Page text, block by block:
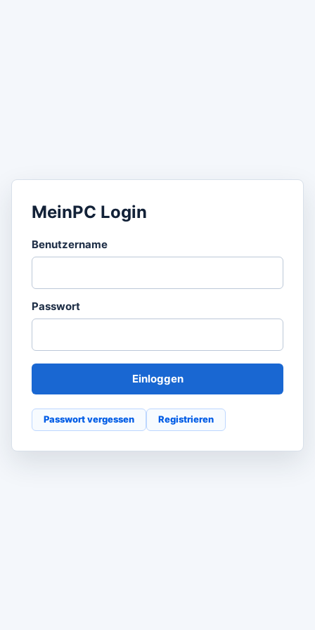
MeinPC Login
Benutzername
Passwort
Einloggen
Passwort vergessen Registrieren